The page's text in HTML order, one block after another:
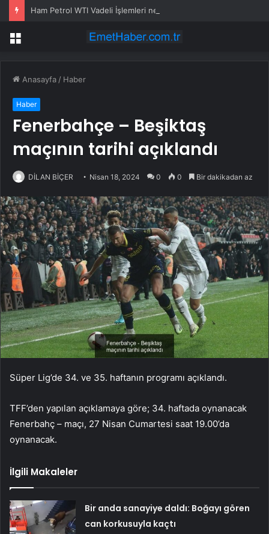
Ham Petrol WTI Vadeli İşlemleri neden düşüyor?
Menü
Anasayfa / Haber
Haber
Fenerbahçe – Beşiktaş
maçının tarihi açıklandı
DİLAN BİÇER Nisan 18, 2024 0 0 Bir dakikadan az
Süper Lig’de 34. ve 35. haftanın programı açıklandı.
TFF’den yapılan açıklamaya göre; 34. haftada oynanacak
Fenerbahç – maçı, 27 Nisan Cumartesi saat 19.00’da
oynanacak.
İlgili Makaleler
Bir anda sanayiye daldı: Boğayı gören
can korkusuyla kaçtı